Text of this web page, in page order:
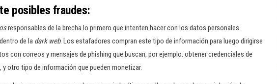
posibles fraudes:
responsables de la brecha lo primero que intenten hacer con los datos personales
de la dark web. Los estafadores compran este tipo de información para luego dirigirse
con correos y mensajes de phishing que buscan, por ejemplo: obtener credenciales de
otro tipo de información que pueden monetizar.